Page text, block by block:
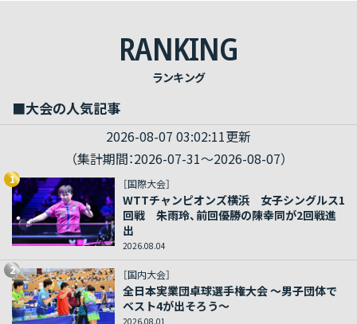
RANKING
ランキング
■大会の人気記事
2026-08-07 03:02:11更新
（集計期間：2026-07-31～2026-08-07）
1 ［国際大会］
WTTチャンピオンズ横浜 女子シングルス1
回戦 朱雨玲、前回優勝の陳幸同が2回戦進
出
2026.08.04
2 ［国内大会］
全日本実業団卓球選手権大会 ～男子団体で
ベスト4が出そろう～
2026.08.01